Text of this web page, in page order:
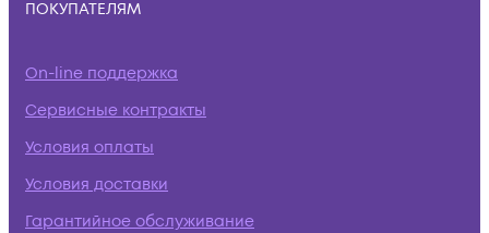
ПОКУПАТЕЛЯМ
On-line поддержка
Сервисные контракты
Условия оплаты
Условия доставки
Гарантийное обслуживание